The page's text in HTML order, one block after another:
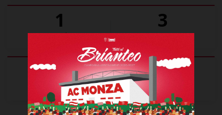
1
Goal
3
Assist
4
Ammonizioni
1